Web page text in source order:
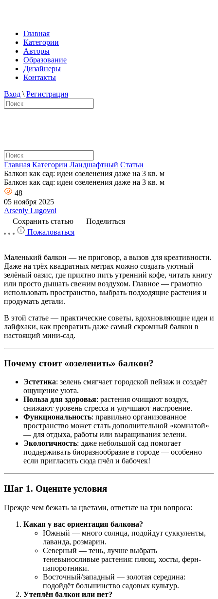
Главная
Категории
Авторы
Образование
Дизайнеры
Контакты
Вход \ Регистрация
Главная Категории Ландшафтный Статьи
Балкон как сад: идеи озеленения даже на 3 кв. м
Балкон как сад: идеи озеленения даже на 3 кв. м
48
05 ноября 2025
Arseniy Lugovoi
Сохранить статью
Поделиться
Пожаловаться
Маленький балкон — не приговор, а вызов для креативности.
Даже на трёх квадратных метрах можно создать уютный
зелёный оазис, где приятно пить утренний кофе, читать книгу
или просто дышать свежим воздухом. Главное — грамотно
использовать пространство, выбрать подходящие растения и
продумать детали.
В этой статье — практические советы, вдохновляющие идеи и
лайфхаки, как превратить даже самый скромный балкон в
настоящий мини-сад.
Почему стоит «озеленить» балкон?
Эстетика: зелень смягчает городской пейзаж и создаёт
ощущение уюта.
Польза для здоровья: растения очищают воздух,
снижают уровень стресса и улучшают настроение.
Функциональность: правильно организованное
пространство может стать дополнительной «комнатой»
— для отдыха, работы или выращивания зелени.
Экологичность: даже небольшой сад помогает
поддерживать биоразнообразие в городе — особенно
если пригласить сюда пчёл и бабочек!
Шаг 1. Оцените условия
Прежде чем бежать за цветами, ответьте на три вопроса:
Какая у вас ориентация балкона?
Южный — много солнца, подойдут суккуленты,
лаванда, розмарин.
Северный — тень, лучше выбрать
теневыносливые растения: плющ, хосты, ферн-
папоротники.
Восточный/западный — золотая середина:
подойдёт большинство садовых культур.
Утеплён балкон или нет?